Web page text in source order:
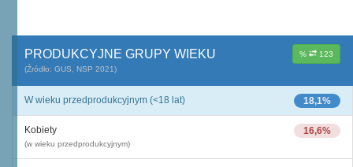
% 123
PRODUKCYJNE GRUPY WIEKU
(Źródło: GUS, NSP 2021)
18,1%
W wieku przedprodukcyjnym (<18 lat)
16,6%
Kobiety
(w wieku przedprodukcyjnym)